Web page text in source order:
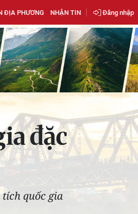
ĐỊA PHƯƠNG NHẬN TIN Đăng nhập
đặc
quốc gia